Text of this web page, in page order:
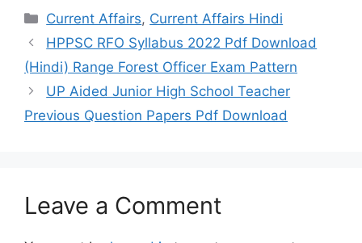
Categories
Current Affairs, Current Affairs Hindi
HPPSC RFO Syllabus 2022 Pdf Download
(Hindi) Range Forest Officer Exam Pattern
UP Aided Junior High School Teacher
Previous Question Papers Pdf Download
Leave a Comment